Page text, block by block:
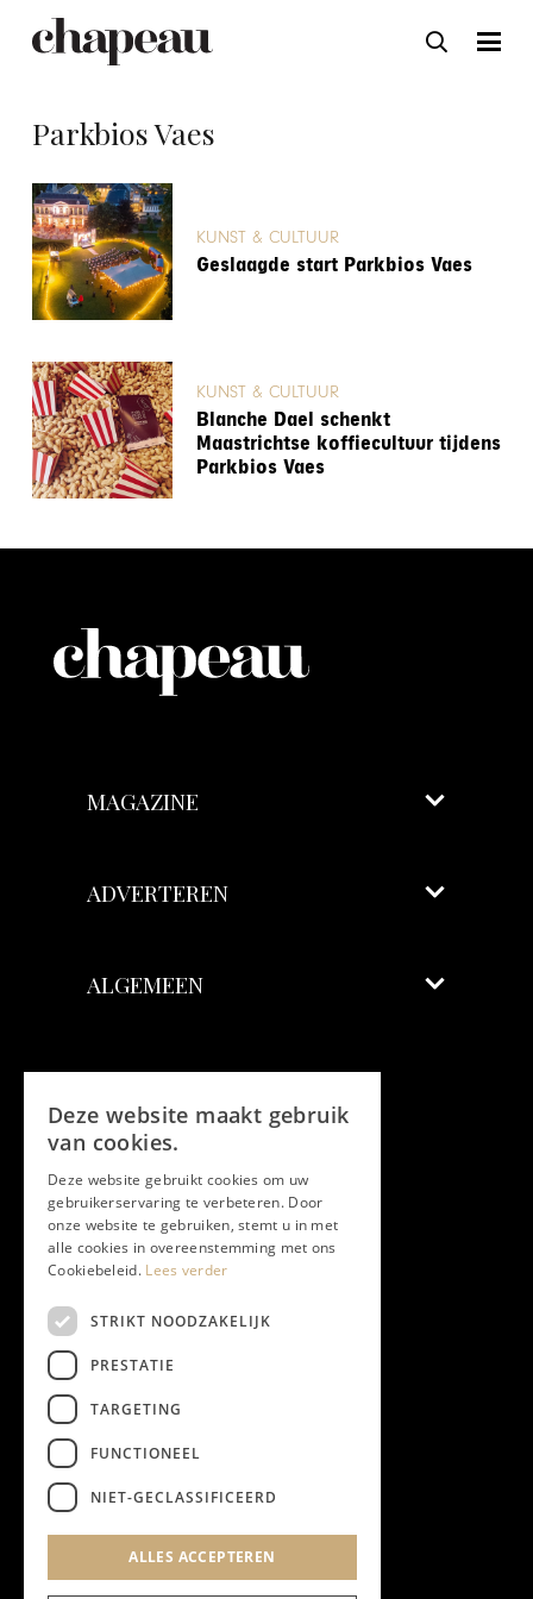
Parkbios Vaes
KUNST & CULTUUR
Geslaagde start Parkbios Vaes
KUNST & CULTUUR
Blanche Dael schenkt
Maastrichtse koffiecultuur tijdens
Parkbios Vaes
MAGAZINE
ADVERTEREN
ALGEMEEN
Facebook
Twitter
Instagram
YouTube
NIEUWSBRIEF
Privacyverklaring
Deze website maakt gebruik
van cookies.
Deze website gebruikt cookies om uw
gebruikerservaring te verbeteren. Door
onze website te gebruiken, stemt u in met
alle cookies in overeenstemming met ons
Cookiebeleid. Lees verder
STRIKT NOODZAKELIJK
PRESTATIE
TARGETING
FUNCTIONEEL
NIET-GECLASSIFICEERD
ALLES ACCEPTEREN